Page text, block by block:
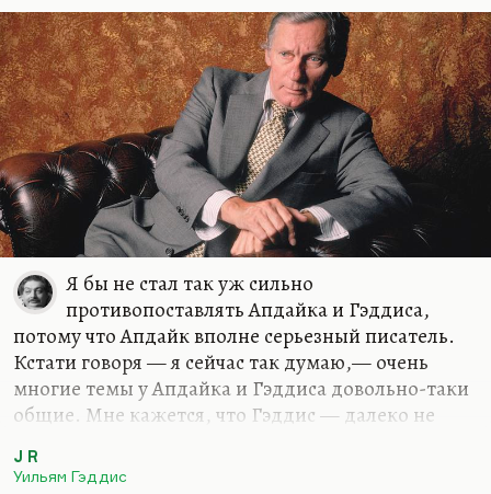
было ощущения, что русская журналистика 1990-
х…
Я бы не стал так уж сильно
противопоставлять Апдайка и Гэддиса,
потому что Апдайк вполне серьезный писатель.
Кстати говоря — я сейчас так думаю,— очень
многие темы у Апдайка и Гэддиса довольно-таки
общие. Мне кажется, что Гэддис — далеко не
какую-то сверхсложность. Более-менее сложно у
J R
Уильям Гэддис